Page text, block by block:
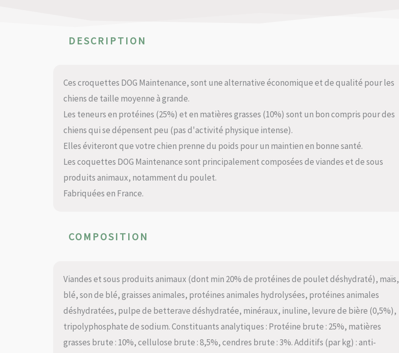
DESCRIPTION
Ces croquettes DOG Maintenance, sont une alternative économique et de qualité pour les
chiens de taille moyenne à grande.
Les teneurs en protéines (25%) et en matières grasses (10%) sont un bon compris pour des
chiens qui se dépensent peu (pas d'activité physique intense).
Elles éviteront que votre chien prenne du poids pour un maintien en bonne santé.
Les coquettes DOG Maintenance sont principalement composées de viandes et de sous
produits animaux, notamment du poulet.
Fabriquées en France.
COMPOSITION
Viandes et sous produits animaux (dont min 20% de protéines de poulet déshydraté), maïs,
blé, son de blé, graisses animales, protéines animales hydrolysées, protéines animales
déshydratées, pulpe de betterave déshydratée, minéraux, inuline, levure de bière (0,5%),
tripolyphosphate de sodium. Constituants analytiques : Protéine brute : 25%, matières
grasses brute : 10%, cellulose brute : 8,5%, cendres brute : 3%. Additifs (par kg) : anti-